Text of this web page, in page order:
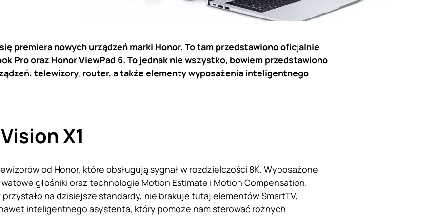
premiera nowych urządzeń marki Honor. To tam przedstawiono oficjalnie
Prooraz Honor ViewPad 6. To jednak nie wszystko, bowiem przedstawiono
telewizory, router, a także elementy wyposażenia inteligentnego
X1
od Honor, które obsługują sygnał w rozdzielczości 8K. Wyposażone
głośniki oraz technologie Motion Estimate i Motion Compensation.
na dzisiejsze standardy, nie brakuje tutaj elementów SmartTV,
inteligentnego asystenta, który pomoże nam sterować różnych